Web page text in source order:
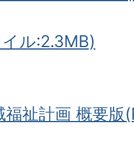
ル:2.3MB)
祉計画 概要版